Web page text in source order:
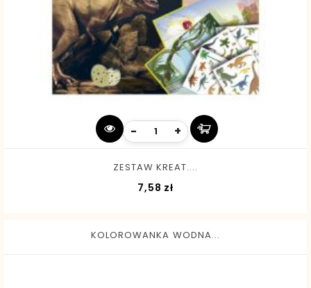
- +
ZESTAW KREAT....
7,58 zł
KOLOROWANKA WODNA...